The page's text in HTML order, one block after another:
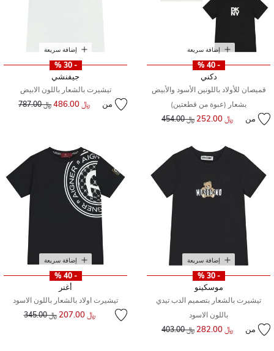
إضافة سريعة
- 40 %
دكني
قميصان للأولاد باللونين الأسود والأبيض
بشعار (عبوة من قطعتين)
من ﷼ 252.00 سعر مخفض من﷼ 454.00
إضافة سريعة
- 30 %
جيفنشي
تيشيرت بالشعار باللون الابيض
من ﷼ 486.00 سعر مخفض من
﷼ 787.00 إلى
إضافة سريعة
- 30 %
موسكينو
تيشيرت بالشعار بتصميم الدب تيدي
باللون الاسود
من ﷼ 282.00 سعر مخفض من﷼ 403.00
إضافة سريعة
- 40 %
أغنر
تيشيرت اولاد بالشعار باللون الاسود
﷼ 207.00 سعر مخفض من
﷼ 345.00 إلى